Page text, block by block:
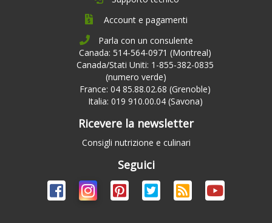
Account e pagamenti
Parla con un consulente
Canada: 514-564-0971 (Montreal)
Canada/Stati Uniti: 1-855-382-0835
(numero verde)
France: 04 85.88.02.68 (Grenoble)
Italia: 019 910.00.04 (Savona)
Ricevere la newsletter
Consigli nutrizione e culinari
Seguici